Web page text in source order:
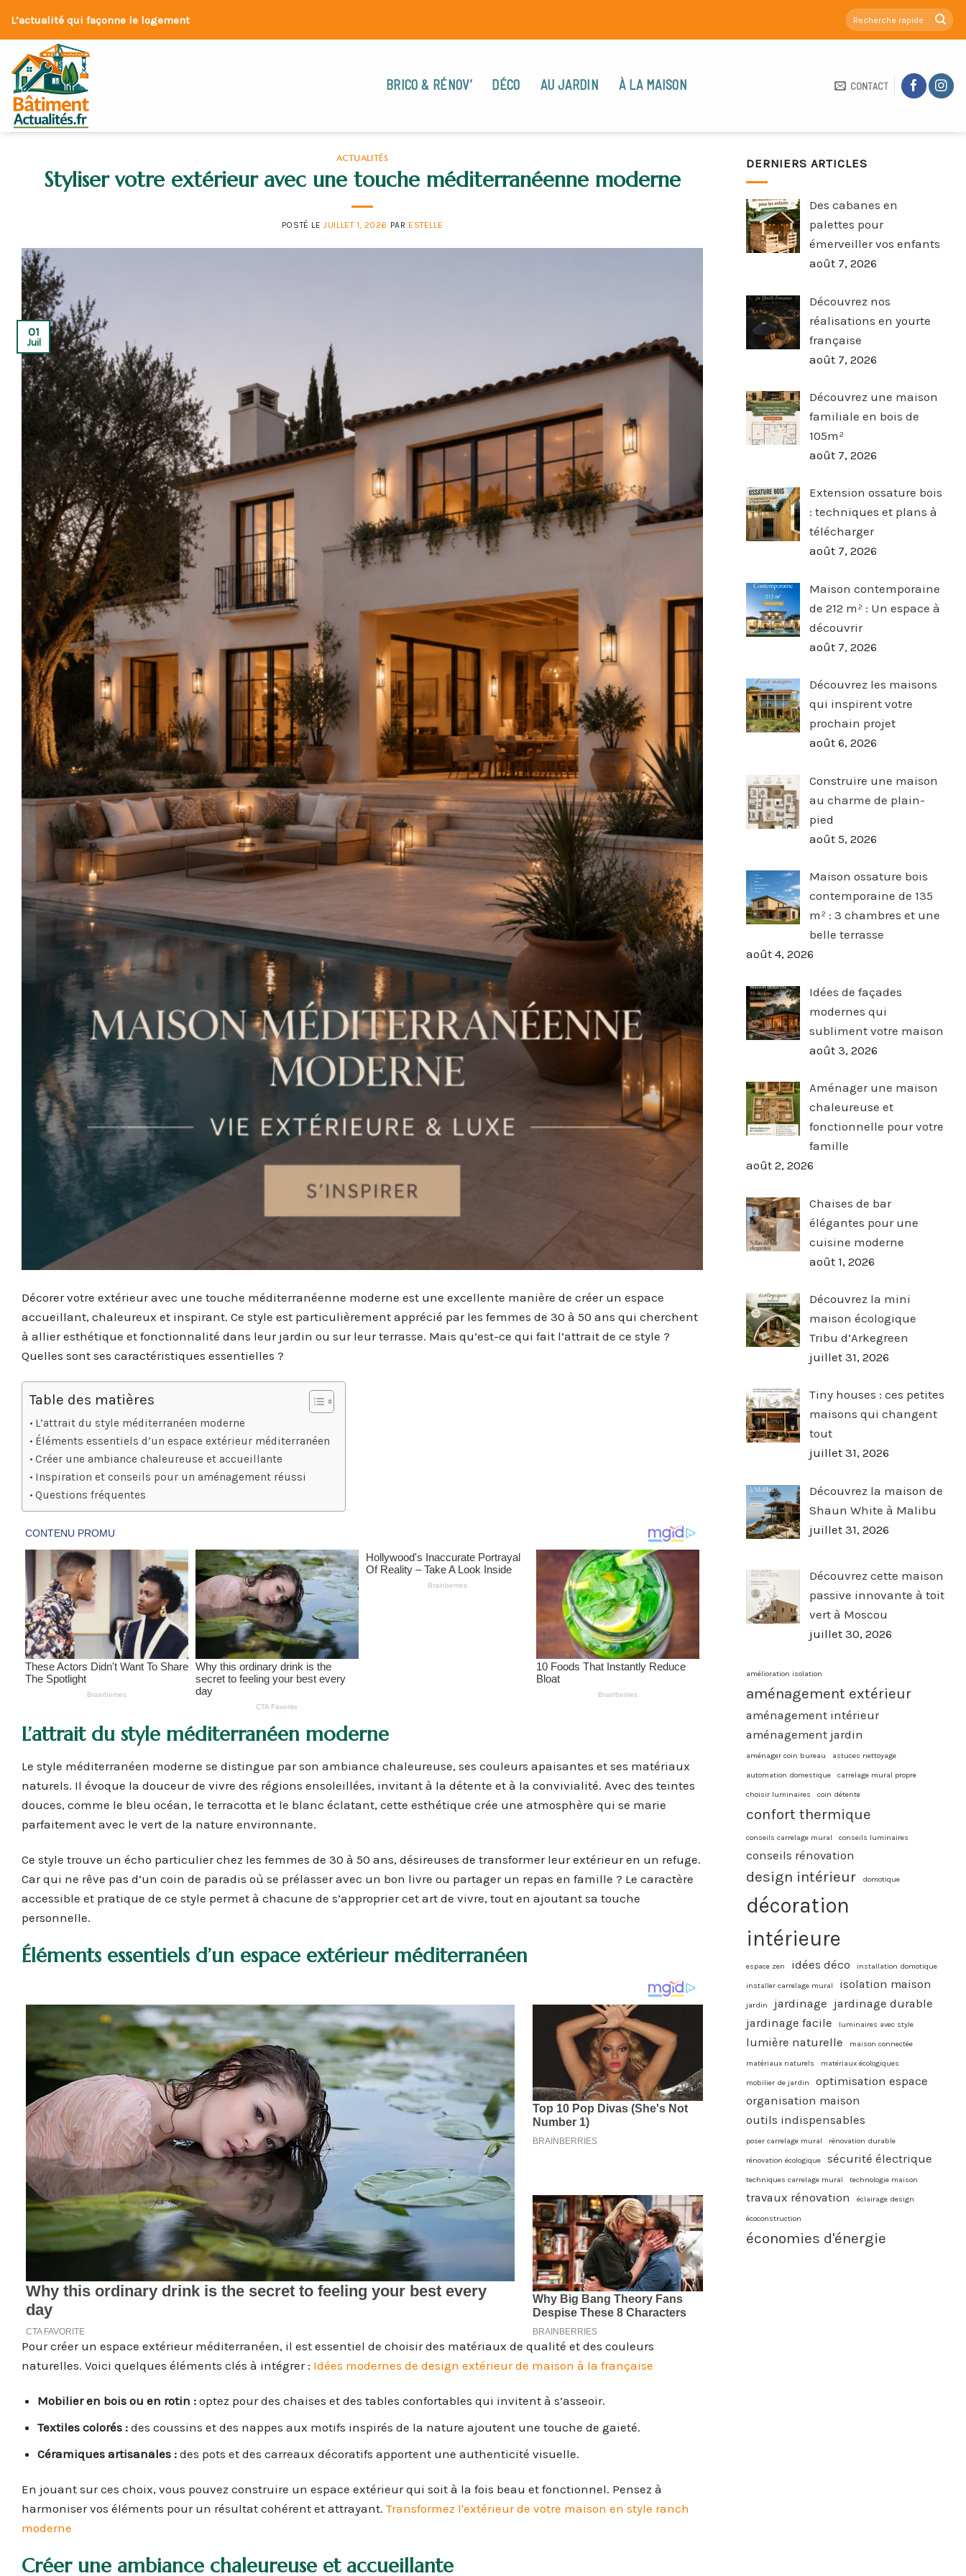
content
L’actualité qui façonne le logement
BRICO & RÉNOV’ DÉCO AU JARDIN À LA MAISON CONTACT
ACTUALITÉS
Styliser votre extérieur avec une touche méditerranéenne moderne
POSTÉ LEJUILLET 1, 2026 PAR ESTELLE
01
Juil
Décorer votre extérieur avec une touche méditerranéenne moderne est une excellente manière de créer un espace
accueillant, chaleureux et inspirant. Ce style est particulièrement apprécié par les femmes de 30 à 50 ans qui cherchent
à allier esthétique et fonctionnalité dans leur jardin ou sur leur terrasse. Mais qu’est-ce qui fait l’attrait de ce style ?
Quelles sont ses caractéristiques essentielles ?
Table des matières
L’attrait du style méditerranéen moderne
Éléments essentiels d’un espace extérieur méditerranéen
Créer une ambiance chaleureuse et accueillante
Inspiration et conseils pour un aménagement réussi
Questions fréquentes
L’attrait du style méditerranéen moderne
Le style méditerranéen moderne se distingue par son ambiance chaleureuse, ses couleurs apaisantes et ses matériaux
naturels. Il évoque la douceur de vivre des régions ensoleillées, invitant à la détente et à la convivialité. Avec des teintes
douces, comme le bleu océan, le terracotta et le blanc éclatant, cette esthétique crée une atmosphère qui se marie
parfaitement avec le vert de la nature environnante.
Ce style trouve un écho particulier chez les femmes de 30 à 50 ans, désireuses de transformer leur extérieur en un refuge.
Car qui ne rêve pas d’un coin de paradis où se prélasser avec un bon livre ou partager un repas en famille ? Le caractère
accessible et pratique de ce style permet à chacune de s’approprier cet art de vivre, tout en ajoutant sa touche
personnelle.
Éléments essentiels d’un espace extérieur méditerranéen
Pour créer un espace extérieur méditerranéen, il est essentiel de choisir des matériaux de qualité et des couleurs
naturelles. Voici quelques éléments clés à intégrer : Idées modernes de design extérieur de maison à la française
Mobilier en bois ou en rotin : optez pour des chaises et des tables confortables qui invitent à s’asseoir.
Textiles colorés : des coussins et des nappes aux motifs inspirés de la nature ajoutent une touche de gaieté.
Céramiques artisanales : des pots et des carreaux décoratifs apportent une authenticité visuelle.
En jouant sur ces choix, vous pouvez construire un espace extérieur qui soit à la fois beau et fonctionnel. Pensez à
harmoniser vos éléments pour un résultat cohérent et attrayant. Transformez l'extérieur de votre maison en style ranch
moderne
Créer une ambiance chaleureuse et accueillante
DERNIERS ARTICLES
Des cabanes en
palettes pour
émerveiller vos enfants
août 7, 2026
Découvrez nos
réalisations en yourte
française
août 7, 2026
Découvrez une maison
familiale en bois de
105m²
août 7, 2026
Extension ossature bois
: techniques et plans à
télécharger
août 7, 2026
Maison contemporaine
de 212 m² : Un espace à
découvrir
août 7, 2026
Découvrez les maisons
qui inspirent votre
prochain projet
août 6, 2026
Construire une maison
au charme de plain-
pied
août 5, 2026
Maison ossature bois
contemporaine de 135
m² : 3 chambres et une
belle terrasse
août 4, 2026
Idées de façades
modernes qui
subliment votre maison
août 3, 2026
Aménager une maison
chaleureuse et
fonctionnelle pour votre
famille
août 2, 2026
Chaises de bar
élégantes pour une
cuisine moderne
août 1, 2026
Découvrez la mini
maison écologique
Tribu d’Arkegreen
juillet 31, 2026
Tiny houses : ces petites
maisons qui changent
tout
juillet 31, 2026
Découvrez la maison de
Shaun White à Malibu
juillet 31, 2026
Découvrez cette maison
passive innovante à toit
vert à Moscou
juillet 30, 2026
amélioration isolation
aménagement extérieur
aménagement intérieur
aménagement jardin
aménager coin bureau astuces nettoyage
automation domestique carrelage mural propre
choisir luminaires coin détente
confort thermique
conseils carrelage mural conseils luminaires
conseils rénovation
design intérieur domotique
décoration
intérieure
espace zen idées déco installation domotique
installer carrelage mural isolation maison
jardin jardinage jardinage durable
jardinage facile
luminaires avec style
lumière naturelle maison connectée
matériaux naturels matériaux écologiques
mobilier de jardin
optimisation espace
organisation maison
outils indispensables
poser carrelage mural rénovation durable
rénovation écologique sécurité électrique
techniques carrelage mural technologie maison
travaux rénovation éclairage design
écoconstruction
économies d'énergie